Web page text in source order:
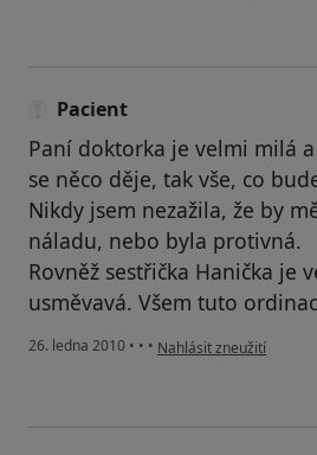
Pacient
Paní doktorka je velmi milá
se něco děje, tak vše, co
Nikdy jsem nezažila, že by
náladu, nebo byla protivná.
Rovněž sestřička Hanička je
usměvavá. Všem tuto
26. ledna 2010 • • • podle názoru uživatele
Nahlásit zneužití